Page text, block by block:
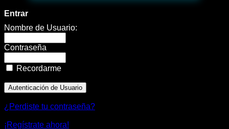
Boss
101
🚀
|
Jugar
Gratis
Online
Entrar
Nombre de Usuario:
Contraseña
Recordarme
¿Perdiste tu contraseña?
¡Regístrate ahora!